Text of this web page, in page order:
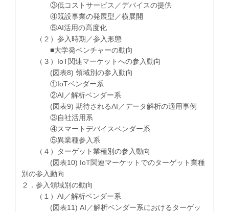
③低コストサービス／デバイスの提供
④既設事業の発展型／横展開
⑤AI活用の高度化
（２）参入時期／参入形態
■大学発ベンチャーの動向
（３）IoT関連マーケットへの参入動向
(図表8) 領域別の参入動向
①IoTベンダー系
②AI／解析ベンダー系
(図表9) 期待されるAI／データ解析の適用事例
③自社活用系
④スマートデバイスベンダー系
⑤異業種参入系
（４）ターゲット業種別の参入動向
(図表10) IoT関連マーケットでのターゲット業種
別の参入動向
２．参入領域別の動向
（１）AI／解析ベンダー系
(図表11) AI／解析ベンダー系におけるターゲッ